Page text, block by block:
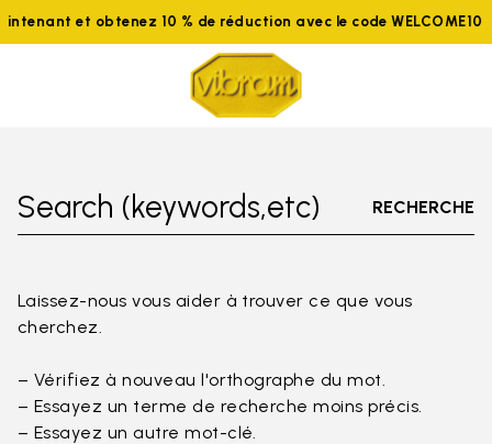
et obtenez 10 % de réduction avec le code WELCOME10
Search (keywords,etc) RECHERCHE
Laissez-nous vous aider à trouver ce que vous
cherchez.
– Vérifiez à nouveau l'orthographe du mot.
– Essayez un terme de recherche moins précis.
– Essayez un autre mot-clé.